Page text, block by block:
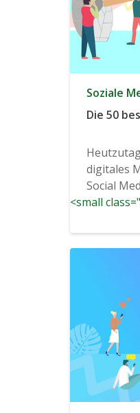
Soziale
Die 50
digitales
Social
keine
<small